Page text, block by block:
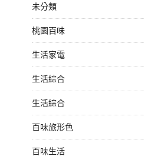
未分類
桃園百味
生活家電
生活綜合
生活綜合
百味旅形色
百味生活